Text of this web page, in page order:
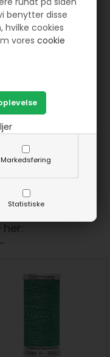
benytter disse
hvilke cookies
vorescookie
Markedsføring
Statistiske